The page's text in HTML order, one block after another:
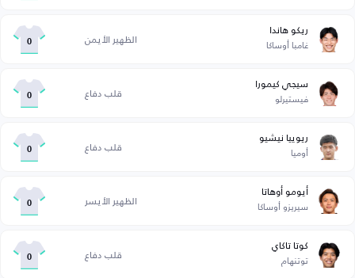
ريكو هاندا
غامبا أوساكا الظهير الأيمن 0
سيجي كيمورا
فيستيرلو قلب دفاع 0
ريوييا نيشيو
أوميا قلب دفاع 0
أيومو أوهاتا
سيريزو أوساكا الظهير الأيسر 0
كوتا تاكاي
توتنهام قلب دفاع 0